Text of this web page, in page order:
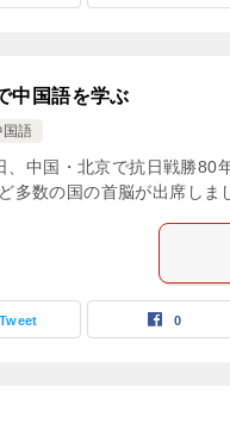
中国語を学ぶ
国語
中国・北京で抗日戦勝80
多数の国の首脳が出席し
Tweet 0